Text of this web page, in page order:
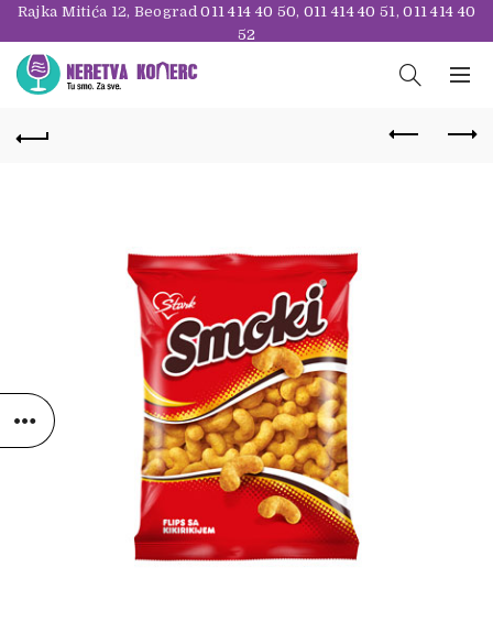
Rajka Mitića 12, Beograd011 414 40 50, 011 414 40 51,011 414 40
52